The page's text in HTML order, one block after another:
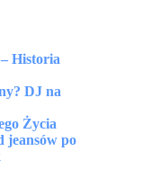
Historia
DJ na
Życia
jeansów po